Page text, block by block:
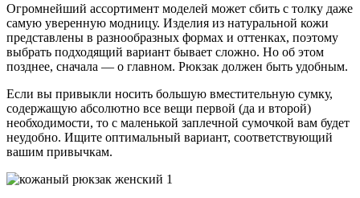
Огромнейший ассортимент моделей может сбить с толку даже
самую уверенную модницу. Изделия из натуральной кожи
представлены в разнообразных формах и оттенках, поэтому
выбрать подходящий вариант бывает сложно. Но об этом
позднее, сначала — о главном. Рюкзак должен быть удобным.
Если вы привыкли носить большую вместительную сумку,
содержащую абсолютно все вещи первой (да и второй)
необходимости, то с маленькой заплечной сумочкой вам будет
неудобно. Ищите оптимальный вариант, соответствующий
вашим привычкам.